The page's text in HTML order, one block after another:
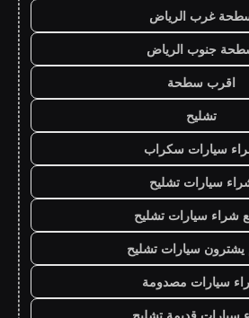
غرب الرياض
جنوب الرياض
اقرب سطحة
تشليح
سيارات سكراب
سيارات تشليح
شراء سيارات تشليح
يشترون سيارات تشليح
سيارات مصدومة
سيارات قديمة تشليح